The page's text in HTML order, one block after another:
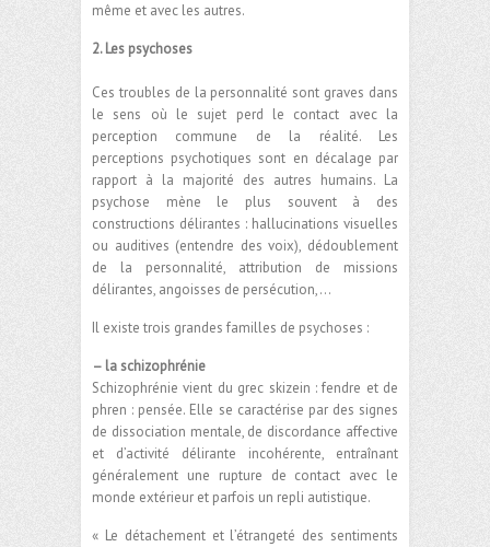
même et avec les autres.
2. Les psychoses
Ces troubles de la personnalité sont graves dans
le sens où le sujet perd le contact avec la
perception commune de la réalité. Les
perceptions psychotiques sont en décalage par
rapport à la majorité des autres humains. La
psychose mène le plus souvent à des
constructions délirantes : hallucinations visuelles
ou auditives (entendre des voix), dédoublement
de la personnalité, attribution de missions
délirantes, angoisses de persécution,…
Il existe trois grandes familles de psychoses :
– la schizophrénie
Schizophrénie vient du grec skizein : fendre et de
phren : pensée. Elle se caractérise par des signes
de dissociation mentale, de discordance affective
et d’activité délirante incohérente, entraînant
généralement une rupture de contact avec le
monde extérieur et parfois un repli autistique.
« Le détachement et l’étrangeté des sentiments